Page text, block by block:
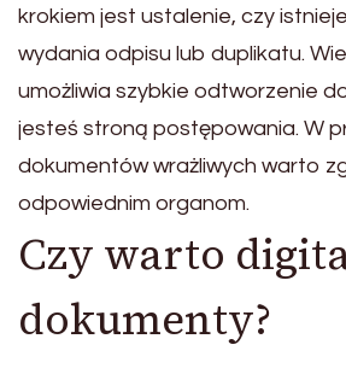
krokiem jest ustalenie, czy
wydania odpisu lub duplikatu.
umożliwia szybkie odtworzenie
jesteś stroną postępowania. W
dokumentów wrażliwych warto
odpowiednim organom.
Czy warto
dokumenty?